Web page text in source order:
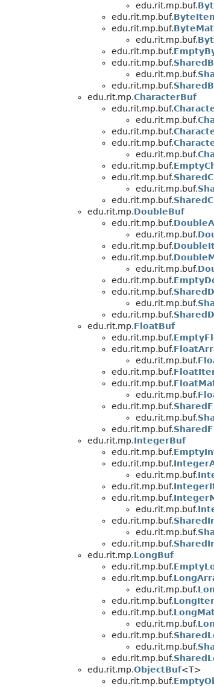
edu.rit.mp.buf.
edu.rit.mp.buf.
edu.rit.mp.buf.
edu.rit.mp.buf.
edu.rit.mp.buf.
edu.rit.mp.buf.
edu.rit.mp.buf.
edu.rit.mp.buf.
edu.rit.mp.CharacterBuf
edu.rit.mp.buf.
edu.rit.mp.buf.
edu.rit.mp.buf.
edu.rit.mp.buf.
edu.rit.mp.buf.
edu.rit.mp.buf.
edu.rit.mp.buf.
edu.rit.mp.buf.
edu.rit.mp.buf.
edu.rit.mp.DoubleBuf
edu.rit.mp.buf.
edu.rit.mp.buf.
edu.rit.mp.buf.
edu.rit.mp.buf.
edu.rit.mp.buf.
edu.rit.mp.buf.
edu.rit.mp.buf.
edu.rit.mp.buf.
edu.rit.mp.buf.
edu.rit.mp.FloatBuf
edu.rit.mp.buf.
edu.rit.mp.buf.
edu.rit.mp.buf.
edu.rit.mp.buf.
edu.rit.mp.buf.
edu.rit.mp.buf.
edu.rit.mp.buf.
edu.rit.mp.buf.
edu.rit.mp.buf.
edu.rit.mp.IntegerBuf
edu.rit.mp.buf.
edu.rit.mp.buf.
edu.rit.mp.buf.
edu.rit.mp.buf.
edu.rit.mp.buf.
edu.rit.mp.buf.
edu.rit.mp.buf.
edu.rit.mp.buf.
edu.rit.mp.buf.
edu.rit.mp.LongBuf
edu.rit.mp.buf.
edu.rit.mp.buf.
edu.rit.mp.buf.
edu.rit.mp.buf.
edu.rit.mp.buf.
edu.rit.mp.buf.
edu.rit.mp.buf.
edu.rit.mp.buf.
edu.rit.mp.buf.
edu.rit.mp.ObjectBuf<T>
edu.rit.mp.buf.